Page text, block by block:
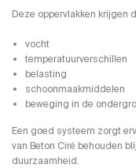
Deze oppervlakken krijgen
vocht
temperatuurverschillen
belasting
schoonmaakmiddelen
beweging in de
Een goed systeem zorgt
van Beton Ciré behouden
duurzaamheid.